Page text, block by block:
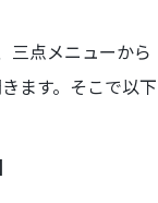
三点メニューか
ます。そこで以